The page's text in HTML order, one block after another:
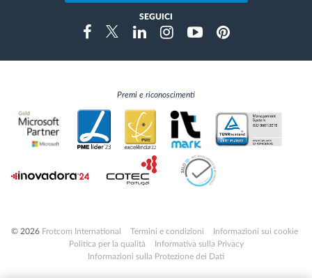
SEGUICI
FacebookTwitterLinkedinInstragramYoutubePinterest
Premi e riconoscimenti
© 2026 Frotcom International Termini e condizioni
Informazioni sui cookie
Politica per la qualità
Informativa sulla Privacy
Informazioni sulla Protezione dei Dati